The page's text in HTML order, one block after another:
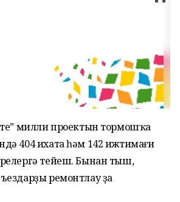
милли проектын тормошҡа
404 ихата һәм 142 ижтимағи
тейеш. Бынан тыш,
ремонтлау ҙа